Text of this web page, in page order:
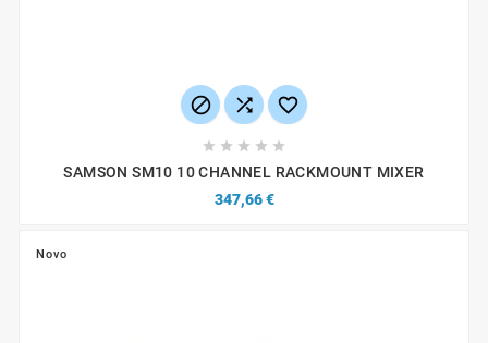
  
    
SAMSON SM10 10 CHANNEL RACKMOUNT MIXER
347,66 €
Novo